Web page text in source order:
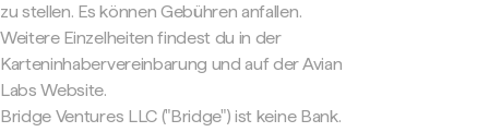
zu stellen. Es können Gebühren anfallen.
Weitere Einzelheiten findest du in der
Karteninhabervereinbarung und auf der Avian
Labs Website.
Bridge Ventures LLC ("Bridge") ist keine Bank.